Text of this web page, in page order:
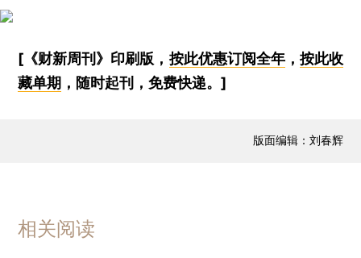
[《财新周刊》印刷版， 按此优惠订阅全年， 按此收
藏单期 ，随时起刊，免费快递。]
版面编辑：刘春辉
相关阅读